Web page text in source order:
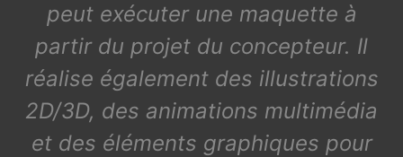
peut exécuter une maquette à
partir du projet du concepteur. Il
réalise également des illustrations
2D/3D, des animations multimédia
et des éléments graphiques pour